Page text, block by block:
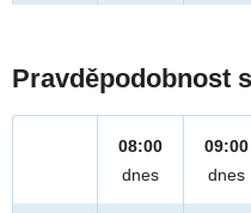
Pravděpodobnost
08:00
dnes
09:00
dnes